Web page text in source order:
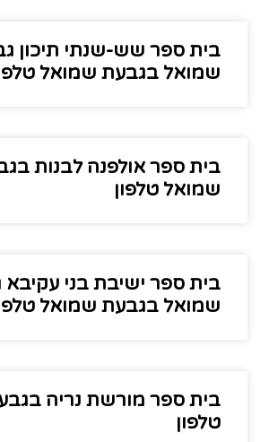
בית ספר שש-שנתי תיכון
שמואל בגבעת שמואל
בית ספר אולפנה לבנות
שמואל טלפון
בית ספר ישיבת בני
שמואל בגבעת שמואל
בית ספר מורשת נריה
טלפון